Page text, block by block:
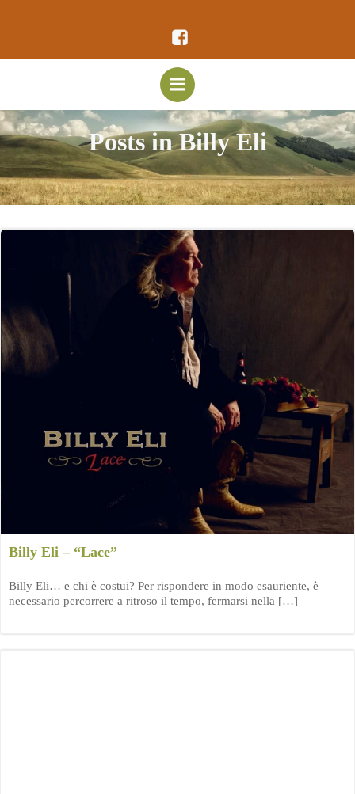
al
contenuto
Posts in Billy Eli
Billy Eli – “Lace”
Billy Eli… e chi è costui? Per rispondere in modo esauriente, è
necessario percorrere a ritroso il tempo, fermarsi nella […]